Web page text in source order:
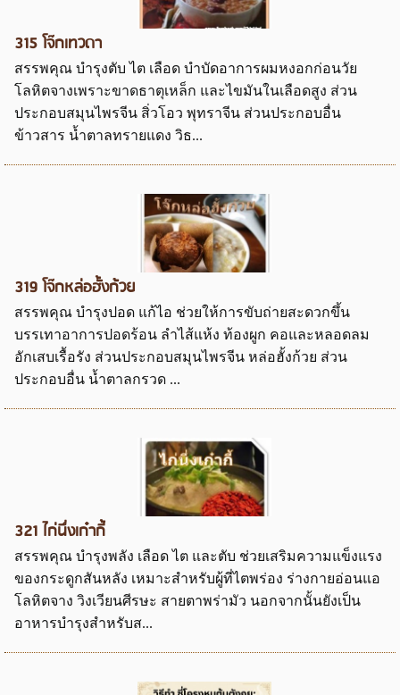
315 โจ๊กเทวดา
สรรพคุณ บำรุงตับ ไต เลือด บำบัดอาการผมหงอกก่อนวัย
โลหิตจางเพราะขาดธาตุเหล็ก และไขมันในเลือดสูง ส่วน
ประกอบสมุนไพรจีน สิ่วโอว พุทราจีน ส่วนประกอบอื่น
ข้าวสาร น้ำตาลทรายแดง วิธ...
319 โจ๊กหล่อฮั้งก้วย
สรรพคุณ บำรุงปอด แก้ไอ ช่วยให้การขับถ่ายสะดวกขึ้น
บรรเทาอาการปอดร้อน ลำไส้แห้ง ท้องผูก คอและหลอดลม
อักเสบเรื้อรัง ส่วนประกอบสมุนไพรจีน หล่อฮั้งก้วย ส่วน
ประกอบอื่น น้ำตาลกรวด ...
321 ไก่นึ่งเก๋ากี้
สรรพคุณ บำรุงพลัง เลือด ไต และตับ ช่วยเสริมความแข็งแรง
ของกระดูกสันหลัง เหมาะสำหรับผู้ที่ไตพร่อง ร่างกายอ่อนแอ
โลหิตจาง วิงเวียนศีรษะ สายตาพร่ามัว นอกจากนั้นยังเป็น
อาหารบำรุงสำหรับส...